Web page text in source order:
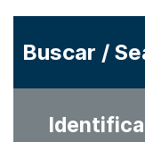
Buscar /